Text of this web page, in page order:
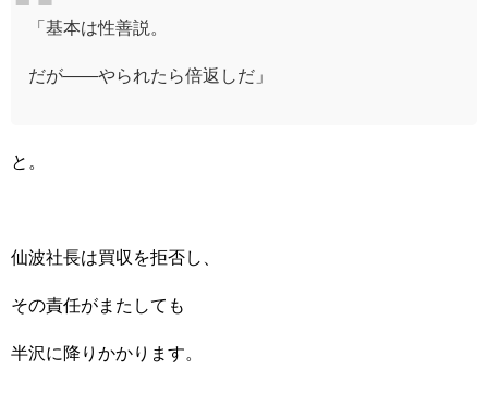
「基本は性善説。
だが――やられたら倍返しだ」
と。
仙波社長は買収を拒否し、
その責任がまたしても
半沢に降りかかります。